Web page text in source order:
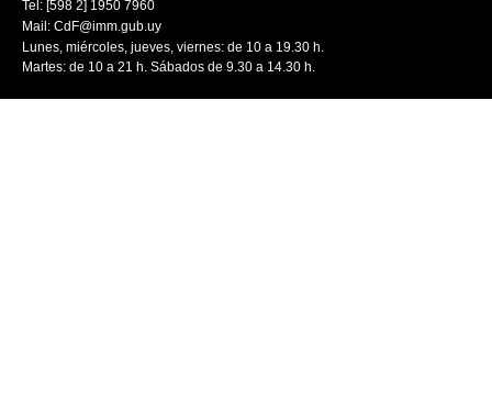
Tel: [598 2] 1950 7960
Mail: CdF@imm.gub.uy
Lunes, miércoles, jueves, viernes: de 10 a 19.30 h.
Martes: de 10 a 21 h. Sábados de 9.30 a 14.30 h.